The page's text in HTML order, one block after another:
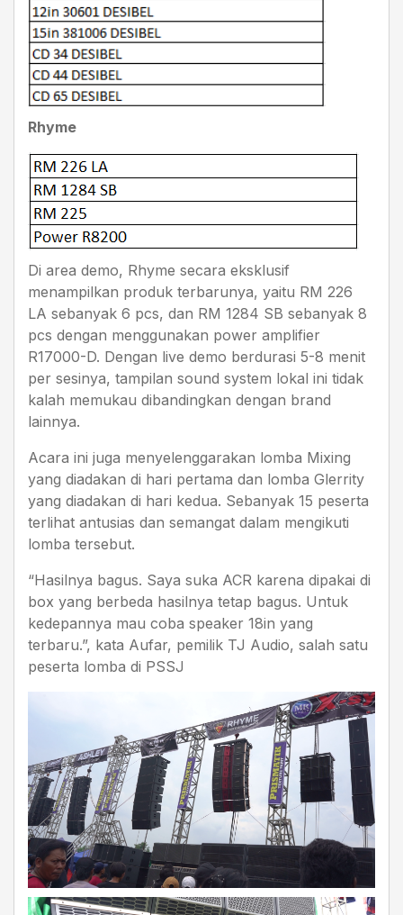
Rhyme
Di area demo, Rhyme secara eksklusif
menampilkan produk terbarunya, yaitu RM 226
LA sebanyak 6 pcs, dan RM 1284 SB sebanyak 8
pcs dengan menggunakan power amplifier
R17000-D. Dengan live demo berdurasi 5-8 menit
per sesinya, tampilan sound system lokal ini tidak
kalah memukau dibandingkan dengan brand
lainnya.
Acara ini juga menyelenggarakan lomba Mixing
yang diadakan di hari pertama dan lomba Glerrity
yang diadakan di hari kedua. Sebanyak 15 peserta
terlihat antusias dan semangat dalam mengikuti
lomba tersebut.
“Hasilnya bagus. Saya suka ACR karena dipakai di
box yang berbeda hasilnya tetap bagus. Untuk
kedepannya mau coba speaker 18in yang
terbaru.”, kata Aufar, pemilik TJ Audio, salah satu
peserta lomba di PSSJ